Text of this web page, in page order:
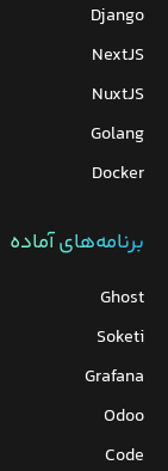
Django
NextJS
NuxtJS
Golang
Docker
برنامه‌های‌ آماده
Ghost
Soketi
Grafana
Odoo
Code